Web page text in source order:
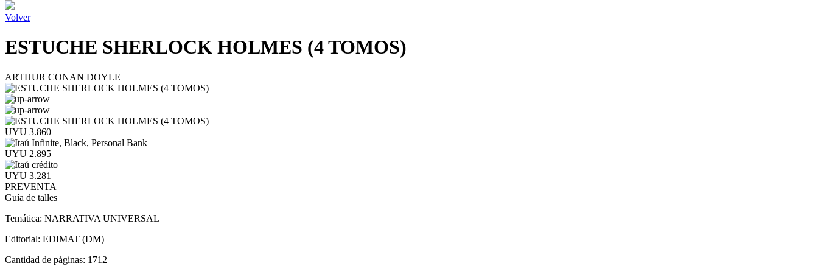
Volver
ESTUCHE SHERLOCK HOLMES (4 TOMOS)
ARTHUR CONAN DOYLE
UYU 3.860
UYU 2.895
UYU 3.281
PREVENTA
Guía de talles
Temática: NARRATIVA UNIVERSAL
Editorial: EDIMAT (DM)
Cantidad de páginas: 1712